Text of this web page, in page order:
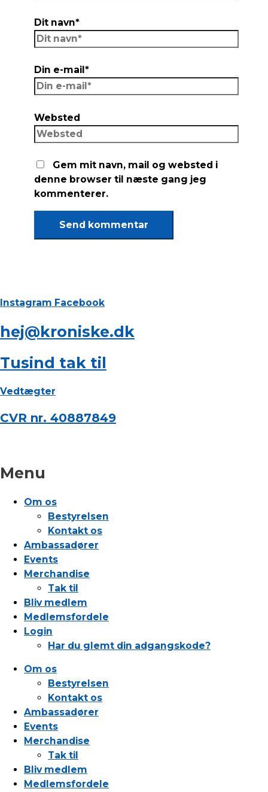
Dit navn*
Din e-mail*
Websted
Gem mit navn, mail og websted i
denne browser til næste gang jeg
kommenterer.
Instagram Facebook
hej@kroniske.dk
Tusind tak til
Vedtægter
CVR nr. 40887849
Menu
Om os
Bestyrelsen
Kontakt os
Ambassadører
Events
Merchandise
Tak til
Bliv medlem
Medlemsfordele
Login
Har du glemt din adgangskode?
Om os
Bestyrelsen
Kontakt os
Ambassadører
Events
Merchandise
Tak til
Bliv medlem
Medlemsfordele